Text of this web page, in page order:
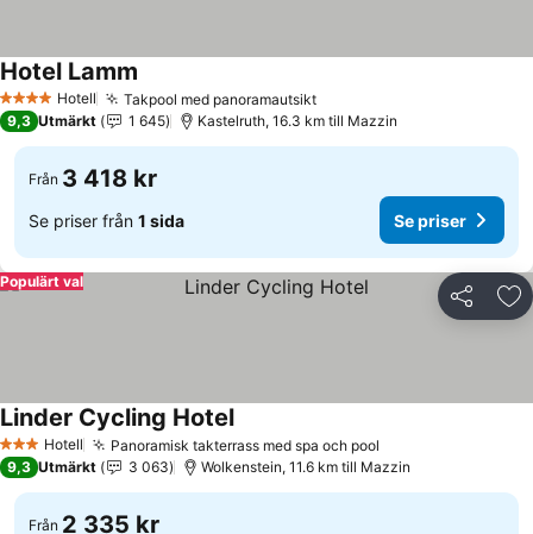
4 StjärnorHotell Takpool med panoramautsiktSe priser
Hotel Lamm
9,3 Utmärkt 1 645 Kastelruth, 16.3 km till Mazzin
Från 3 418 kr
Se priser från 1 sida Se priser
Dela
Populärt val
3 StjärnorHotell Panoramisk takterrass med spa och pool
Linder Cycling HotelSe priser
9,3 Utmärkt 3 063 Wolkenstein, 11.6 km till Mazzin
Från 2 335 kr